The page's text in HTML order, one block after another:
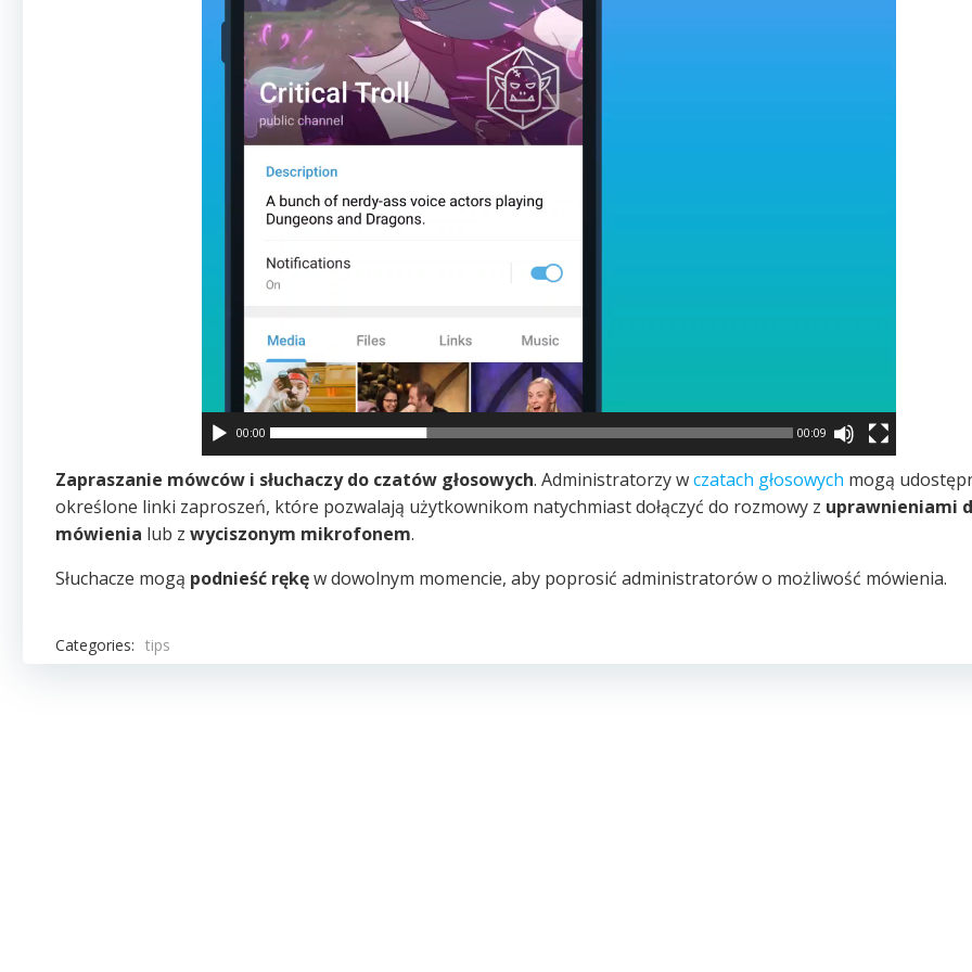
00:00 00:09
Zapraszanie mówców i słuchaczy do czatów głosowych. Administratorzy wczatach głosowych mogą
określone linki zaproszeń, które pozwalają użytkownikom natychmiast dołączyć do rozmowy z uprawnieniami
mówienia lub z wyciszonym mikrofonem.
Słuchacze mogą podnieść rękęw dowolnym momencie, aby poprosić administratorów o możliwość mówienia.
Categories: tips